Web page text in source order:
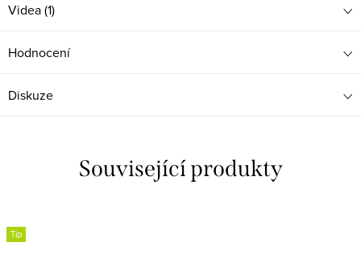
Videa (1)
Hodnocení
Diskuze
Související produkty
Tip